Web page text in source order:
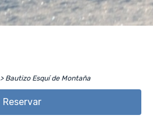
> Bautizo Esquí de Montaña
Reservar